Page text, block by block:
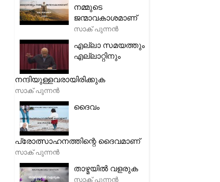
നമ്മുടെ
ജന്മാവകാശമാണ്
സാക് പുന്നൻ
എല്ലാ സമയത്തും
എല്ലാറ്റിനും
നന്ദിയുള്ളവരായിരിക്കുക
സാക് പുന്നൻ
ദൈവം
പ്രോത്സാഹനത്തിന്റെ ദൈവമാണ്
സാക് പുന്നൻ
താഴ്മയിൽ വളരുക
സാക് പുന്നൻ